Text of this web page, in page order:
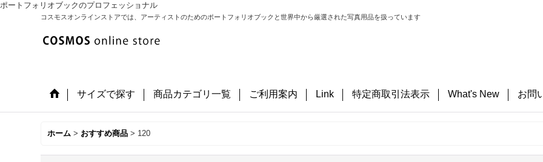
ポートフォリオブックのプロフェッショナル
コスモスオンラインストアでは、アーティストのためのポートフォリオブックと世界中から厳選された写真用品を扱っています
サイズで探す 商品カテゴリ一覧 ご利用案内 Link 特定商取引法表示 What's New お問
ホーム > おすすめ商品 > 120